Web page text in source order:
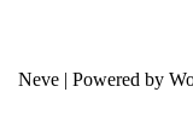
Neve | Powered by